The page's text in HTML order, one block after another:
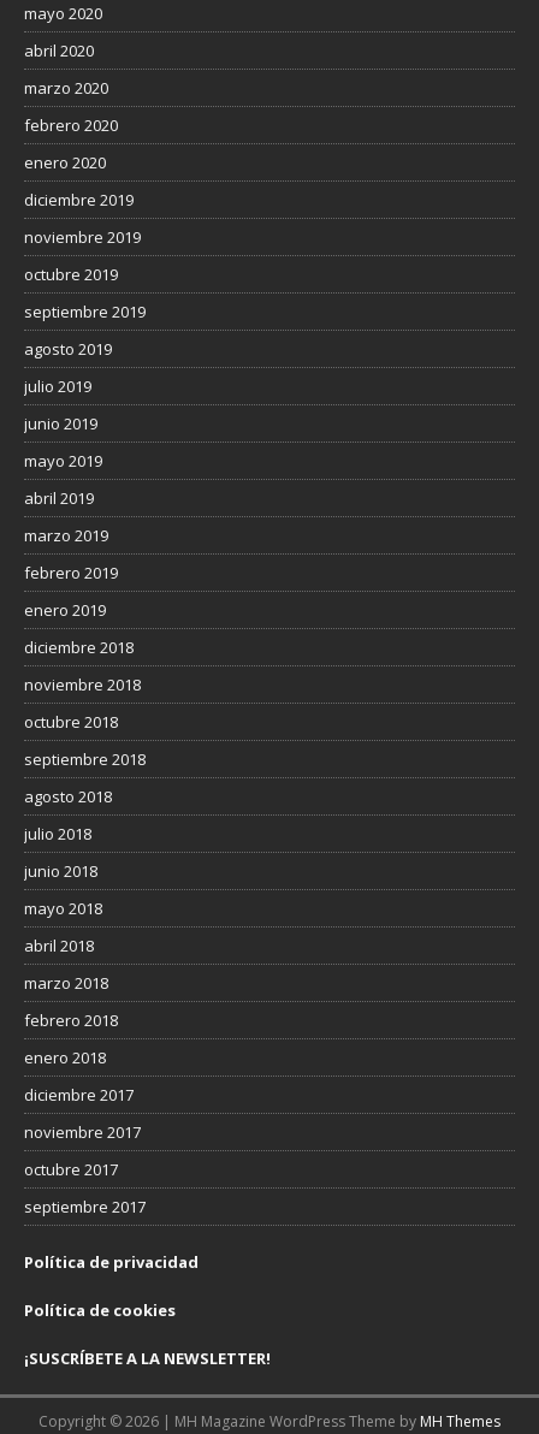
mayo 2020
abril 2020
marzo 2020
febrero 2020
enero 2020
diciembre 2019
noviembre 2019
octubre 2019
septiembre 2019
agosto 2019
julio 2019
junio 2019
mayo 2019
abril 2019
marzo 2019
febrero 2019
enero 2019
diciembre 2018
noviembre 2018
octubre 2018
septiembre 2018
agosto 2018
julio 2018
junio 2018
mayo 2018
abril 2018
marzo 2018
febrero 2018
enero 2018
diciembre 2017
noviembre 2017
octubre 2017
septiembre 2017
Política de privacidad
Política de cookies
¡SUSCRÍBETE A LA NEWSLETTER!
Copyright © 2026 | MH Magazine WordPress Theme by MH Themes